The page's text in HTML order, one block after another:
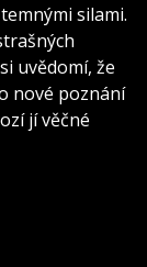
silami.
uvědomí, že
nové poznání
jí věčné